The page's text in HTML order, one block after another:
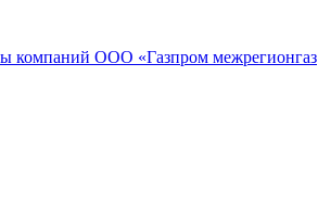
компаний ООО «Газпром межрегионгаз